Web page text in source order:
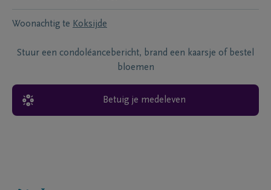
Woonachtig te Koksijde
Stuur een condoléancebericht, brand een kaarsje of bestel
bloemen
Betuig je medeleven